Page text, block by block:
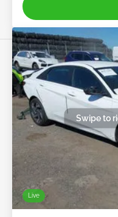
Live
Swipe to